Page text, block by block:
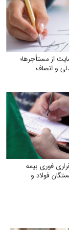
از مستأجرها؛
و انصاف
فوری بیمه
فولاد و